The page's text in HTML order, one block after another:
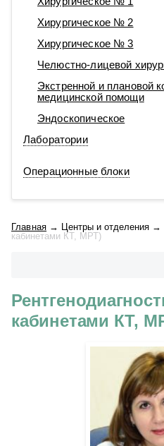
Хирургическое № 2
Хирургическое № 3
Челюстно-лицевой
Экстренной и плановой
медицинской помощи
Эндоскопическое
Лаборатории
Операционные блоки
Главная → Центры и отделения →
кабинетами КТ, МРТ)
кабинетами КТ,